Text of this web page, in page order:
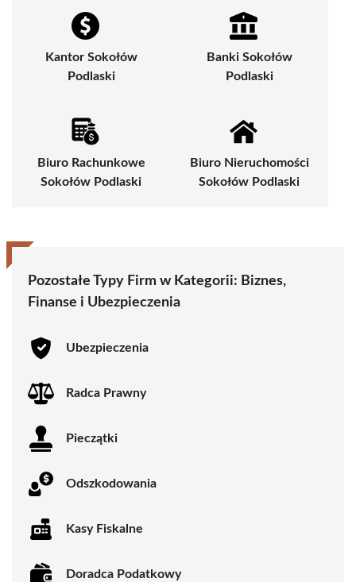
Kantor Sokołów
Podlaski
Banki Sokołów
Podlaski
Biuro Rachunkowe
Sokołów Podlaski
Biuro Nieruchomości
Sokołów Podlaski
Pozostałe Typy Firm w Kategorii: Biznes,
Finanse i Ubezpieczenia
Ubezpieczenia
Radca Prawny
Pieczątki
Odszkodowania
Kasy Fiskalne
Doradca Podatkowy